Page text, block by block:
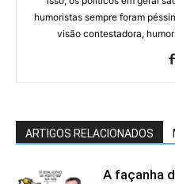
humoristas sempre foram
visão contestadora,
ARTIGOS RELACIONADOS
A façanha